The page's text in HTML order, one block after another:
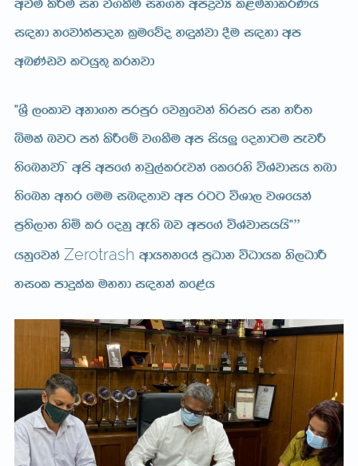
wju lsÍu iy j.lSï iy.; wmøjH l<ukdlrKh
i|yd kfjda;amdok l%ufõo y÷kajd §u i|yd wm
wLKavj lghq;= lrkjd
˜‍Y%S ,xldj wkd.; mrmqr fjkqfjka ;srir iy yß;
ìula njg m;a lsÍfï j.lSu wm ish¨‍ fokdgu mejÍ
;sfnkjd ‘ wms wmf.a yjq,alrejka flfrys úYajdih ;nd
;sfnk w;r fuu in|;dj wm rgg úYd, jYfhka
m%;s,dN ysñ lr fokq we;s nj wmf.a úYajdihhs˜‍”
hkqfjka Zerotrash wdh;kfha m%Odk úOdhl ks,OdÍ
yixl mdÿlal uy;d i|yka lf<ah